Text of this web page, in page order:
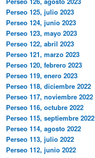
Perseo 125, julio 2023
Perseo 124, junio 2023
Perseo 123, mayo 2023
Perseo 122, abril 2023
Perseo 121, marzo 2023
Perseo 120, febrero 2023
Perseo 119, enero 2023
Perseo 118, diciembre 2022
Perseo 117, noviembre 2022
Perseo 116, octubre 2022
Perseo 115, septiembre 2022
Perseo 114, agosto 2022
Perseo 113, julio 2022
Perseo 112, junio 2022